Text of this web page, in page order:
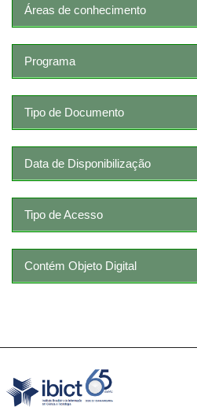
Áreas de conhecimento
Programa
Tipo de Documento
Data de Disponibilização
Tipo de Acesso
Contém Objeto Digital